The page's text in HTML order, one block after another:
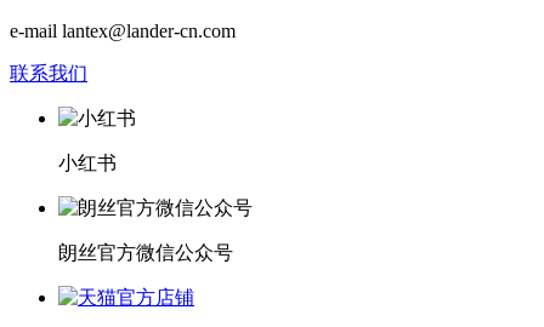
e-mail lantex@lander-cn.com
联系我们
小红书
朗丝官方微信公众号